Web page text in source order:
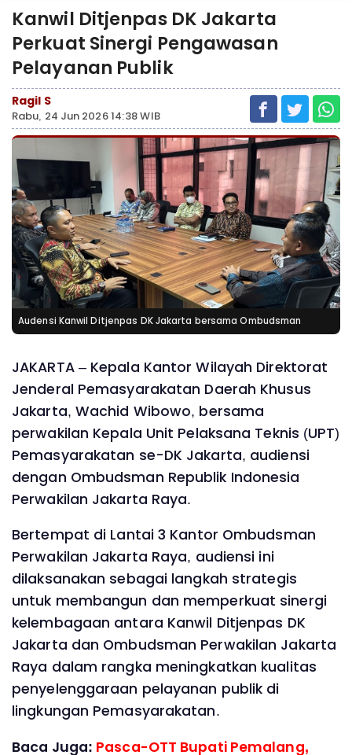
Kanwil Ditjenpas DK Jakarta
Perkuat Sinergi Pengawasan
Pelayanan Publik
Ragil S
Rabu, 24 Jun 2026 14:38 WIB
Audensi Kanwil Ditjenpas DK Jakarta bersama Ombudsman
JAKARTA – Kepala Kantor Wilayah Direktorat
Jenderal Pemasyarakatan Daerah Khusus
Jakarta, Wachid Wibowo, bersama
perwakilan Kepala Unit Pelaksana Teknis (UPT)
Pemasyarakatan se-DK Jakarta, audiensi
dengan Ombudsman Republik Indonesia
Perwakilan Jakarta Raya.
Bertempat di Lantai 3 Kantor Ombudsman
Perwakilan Jakarta Raya, audiensi ini
dilaksanakan sebagai langkah strategis
untuk membangun dan memperkuat sinergi
kelembagaan antara Kanwil Ditjenpas DK
Jakarta dan Ombudsman Perwakilan Jakarta
Raya dalam rangka meningkatkan kualitas
penyelenggaraan pelayanan publik di
lingkungan Pemasyarakatan.
Baca Juga: Pasca-OTT Bupati Pemalang,